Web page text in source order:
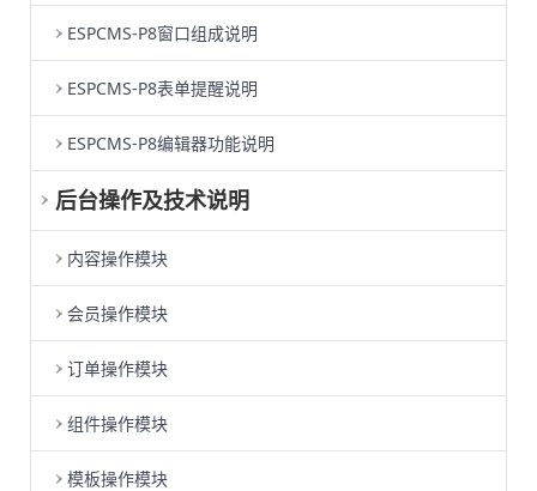
ESPCMS-P8窗口组成说明
ESPCMS-P8表单提醒说明
ESPCMS-P8编辑器功能说明
后台操作及技术说明
内容操作模块
会员操作模块
订单操作模块
组件操作模块
模板操作模块